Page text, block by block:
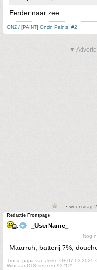
Eerder naar zee
ONZ / [PAINT] Onzin Paints! #2
▼
• woensdag
Redactie Frontpage
_UserName_
Nog
Maarruh, batterij 7%,
Trotse papa van Jyske O+ 07-03-2025
Winnaar DTS seizoen 93 *O*